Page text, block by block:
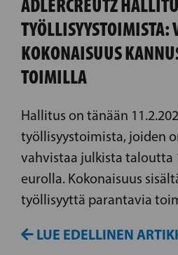
ADLERCREUTZ
TYÖLLISYYSTOIMISTA:
KOKONAISUUS
TOIMILLA
Hallitus on tänään
työllisyystoimista, joiden
vahvistaa julkista taloutta
eurolla. Kokonaisuus
työllisyyttä parantavia
LUE EDELLINEN